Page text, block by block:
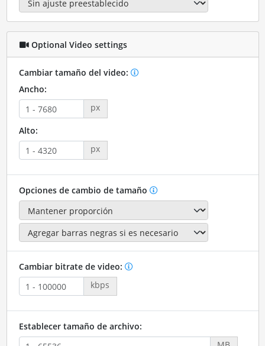
Optional Video settings
Cambiar tamaño del video:
Ancho:
px
Alto:
px
Opciones de cambio de tamaño
Cambiar bitrate de video:
kbps
Establecer tamaño de archivo: